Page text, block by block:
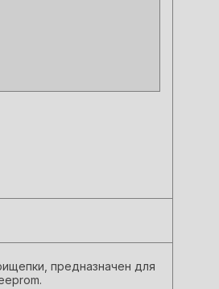
предназначен для